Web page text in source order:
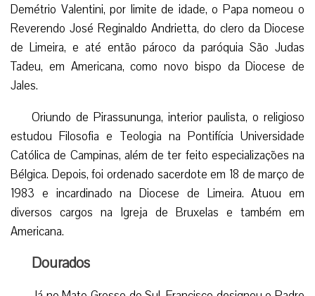
Demétrio Valentini, por limite de idade, o Papa nomeou o
Reverendo José Reginaldo Andrietta, do clero da Diocese
de Limeira, e até então pároco da paróquia São Judas
Tadeu, em Americana, como novo bispo da Diocese de
Jales.
Oriundo de Pirassununga, interior paulista, o religioso
estudou Filosofia e Teologia na Pontifícia Universidade
Católica de Campinas, além de ter feito especializações na
Bélgica. Depois, foi ordenado sacerdote em 18 de março de
1983 e incardinado na Diocese de Limeira. Atuou em
diversos cargos na Igreja de Bruxelas e também em
Americana.
Dourados